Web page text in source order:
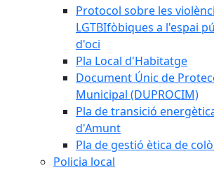
Protocol sobre les
LGTBIfòbiques a l'espai
d'oci
Pla Local d'Habitatge
Document Únic de
Municipal (DUPROCIM)
Pla de transició
d'Amunt
Pla de gestió ètica de
Policia local